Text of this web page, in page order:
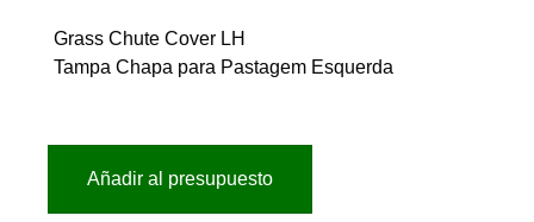
Grass Chute Cover LH
Tampa Chapa para Pastagem Esquerda
Añadir al presupuesto